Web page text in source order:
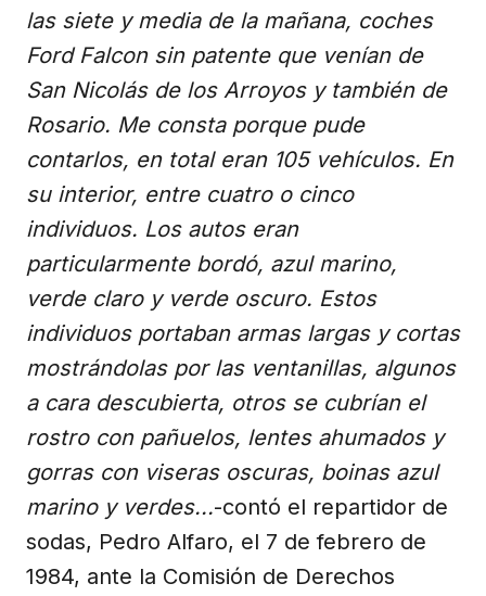
las siete y media de la mañana, coches
Ford Falcon sin patente que venían de
San Nicolás de los Arroyos y también de
Rosario. Me consta porque pude
contarlos, en total eran 105 vehículos. En
su interior, entre cuatro o cinco
individuos. Los autos eran
particularmente bordó, azul marino,
verde claro y verde oscuro. Estos
individuos portaban armas largas y cortas
mostrándolas por las ventanillas, algunos
a cara descubierta, otros se cubrían el
rostro con pañuelos, lentes ahumados y
gorras con viseras oscuras, boinas azul
marino y verdes...-contó el repartidor de
sodas, Pedro Alfaro, el 7 de febrero de
1984, ante la Comisión de Derechos